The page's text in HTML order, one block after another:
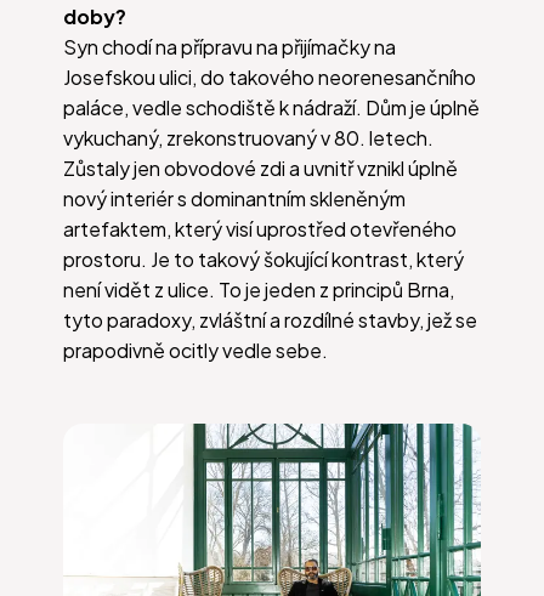
doby?
Syn chodí na přípravu na přijímačky na
Josefskou ulici, do takového neorenesančního
paláce, vedle schodiště k nádraží. Dům je úplně
vykuchaný, zrekonstruovaný v 80. letech.
Zůstaly jen obvodové zdi a uvnitř vznikl úplně
nový interiér s dominantním skleněným
artefaktem, který visí uprostřed otevřeného
prostoru. Je to takový šokující kontrast, který
není vidět z ulice. To je jeden z principů Brna,
tyto paradoxy, zvláštní a rozdílné stavby, jež se
prapodivně ocitly vedle sebe.